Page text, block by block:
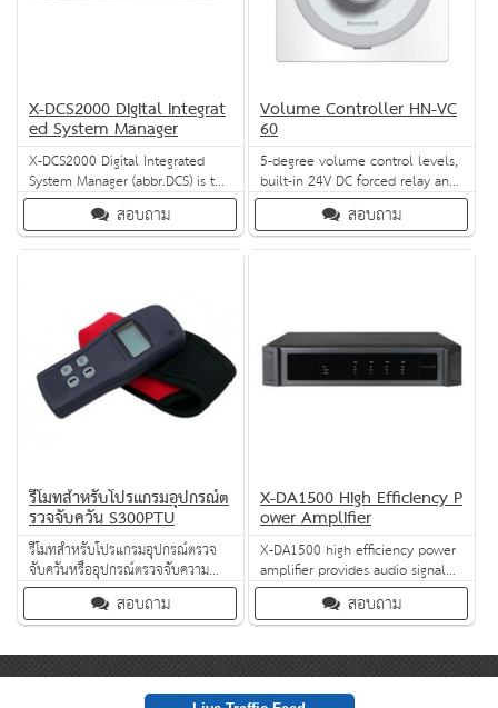
X-DCS2000 Digital Integrat
ed System Manager
X-DCS2000 Digital Integrated
System Manager (abbr.DCS) is the
basic unit of X-618 Public
Address and Voice Alarm System.
DCS integrates plentiful
sources support, audio file
storage, net audio,broadcasting,
zone control, monitoring, fault
diagnosis et
สอบถาม
Volume Controller HN-VC
60
5-degree volume control levels,
built-in 24V DC forced relay and
selectable power (6W, 30W,
60W, 120W): these are only
some of the best-in-class
controllers add elegance, style
and conven
สอบถาม
รีโมทสำหรับโปรแกรมอุปกรณ์ต
รวจจับควัน S300PTU
รีโมทสำหรับโปรแกรมอุปกรณ์ตรวจ
จับควันหรืออุปกรณ์ตรวจจับความ
ร้อน สามารถอ่านค่าและทดสอบตัว
อุปกรณ์ พกพาง่ายสะดวกในการใช้
งาน รวมไปถึงสะดวกในการใช้ในการ
บำรุงรักษาระบบ
สอบถาม
X-DA1500 High Efficiency P
ower Amplifier
X-DA1500 high efficiency power
amplifier provides audio signal
amplification for the X-618
Digital Public Address and Voice
Alarm System. X-DA1500 is
reliable, efficient and light in
weight.
สอบถาม